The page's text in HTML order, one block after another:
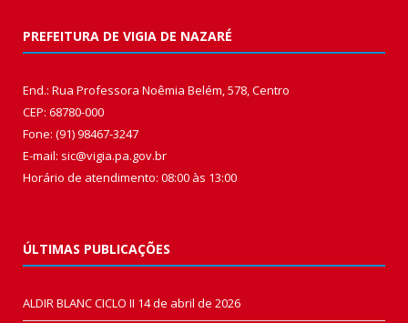
PREFEITURA DE VIGIA DE NAZARÉ
End.: Rua Professora Noêmia Belém, 578, Centro
CEP: 68780-000
Fone: (91) 98467-3247
E-mail: sic@vigia.pa.gov.br
Horário de atendimento: 08:00 às 13:00
ÚLTIMAS PUBLICAÇÕES
ALDIR BLANC CICLO II 14 de abril de 2026